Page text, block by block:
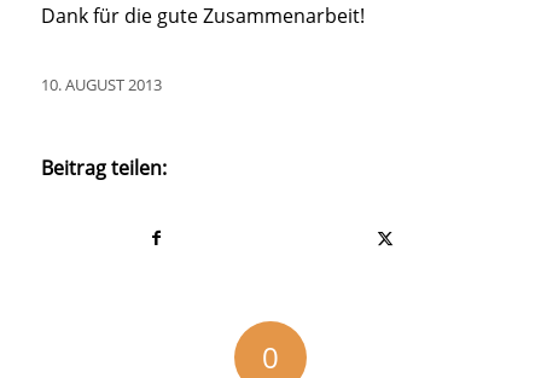
Dank für die gute Zusammenarbeit!
10. AUGUST 2013
Beitrag teilen:
0